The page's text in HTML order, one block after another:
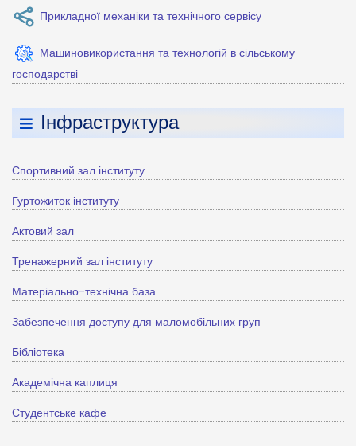
Прикладної механіки та технічного сервісу
Машиновикористання та технологій в сільському
господарстві
Інфраструктура
Спортивний зал інституту
Гуртожиток інституту
Актовий зал
Тренажерний зал інституту
Матеріально-технічна база
Забезпечення доступу для маломобільних груп
Бібліотека
Академічна каплиця
Студентське кафе